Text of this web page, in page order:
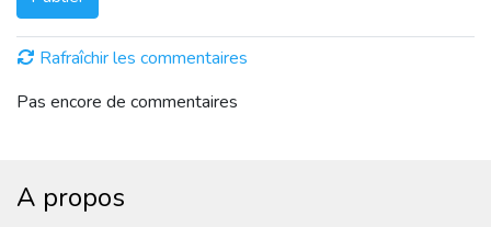
Rafraîchir les commentaires
Pas encore de commentaires
A propos